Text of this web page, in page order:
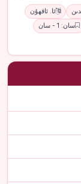
ئا. ئاقھۇن
سان: 1 - سان